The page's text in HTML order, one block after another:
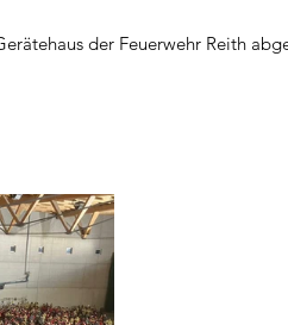
der Feuerwehr Reith